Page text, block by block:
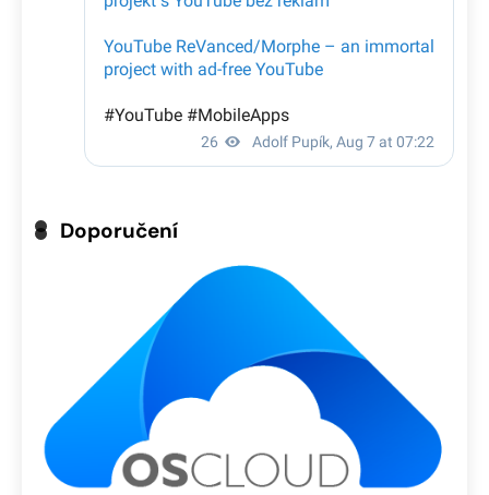
Doporučení